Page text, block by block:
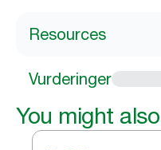
Resources
Vurderinger
You might